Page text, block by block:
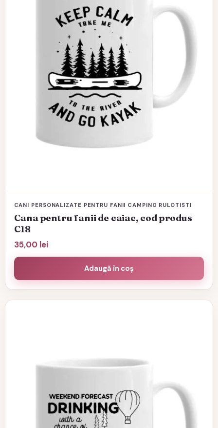
CANI PERSONALIZATE PENTRU FANII CAMPING RULOTISTI
Cana pentru fanii de caiac, cod produs
C18
35,00 lei
Adaugă în coș